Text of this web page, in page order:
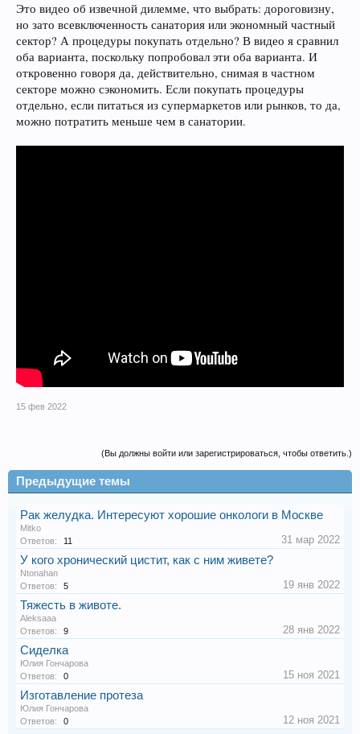
Это видео об извечной дилемме, что выбрать: дороговизну,
но зато всевключенность санатория или экономный частный
сектор? А процедуры покупать отдельно? В видео я сравнил
оба варианта, поскольку попробовал эти оба варианта. И
откровенно говоря да, действительно, снимая в частном
секторе можно сэкономить. Если покупать процедуры
отдельно, если питаться из супермаркетов или рынков, то да,
можно потратить меньше чем в санатории.
15 фев 2022
(Вы должны войти или зарегистрироваться, чтобы ответить.)
Предыдущие темы
Рак желудка. Интересуют хорошие онкологи в Москве
Mitko
Ответов:
11 31 мар 2022
У кого хронический цистит, как с ним живете?
Ntonahan
Ответов:
5 19 янв 2022
Тяжесть в животе.
Aleksaaa
Ответов:
9 28 янв 2022
Сиделка
Юлия Гончарова
Ответов:
0 15 ноя 2021
Изготавление протеза
Юлия Гончарова
Ответов:
0 12 ноя 2021